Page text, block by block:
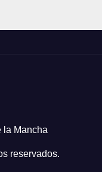
la Mancha
reservados.